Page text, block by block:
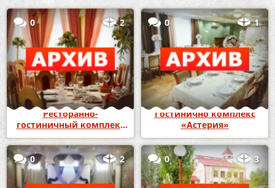
0 2
Ресторанно-
гостиничный комплекс
«Версаль»
0 1
Гостинично комплекс
«Астерия»
0 2 0 3